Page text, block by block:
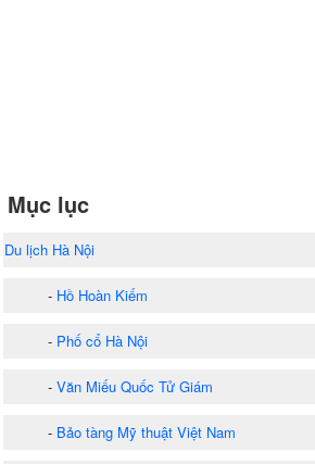
Mục lục
Du lịch Hà Nội
- Hồ Hoàn Kiếm
- Phố cổ Hà Nội
- Văn Miếu Quốc Tử Giám
- Bảo tàng Mỹ thuật Việt Nam